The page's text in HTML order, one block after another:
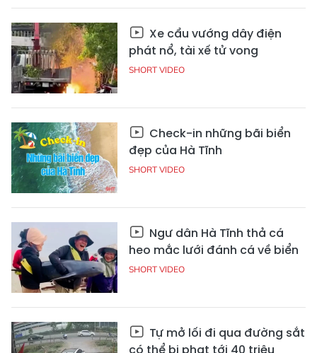
Xe cẩu vướng dây điện
phát nổ, tài xế tử vong
SHORT VIDEO
Check-in những bãi biển
đẹp của Hà Tĩnh
SHORT VIDEO
Ngư dân Hà Tĩnh thả cá
heo mắc lưới đánh cá về biển
SHORT VIDEO
Tự mở lối đi qua đường sắt